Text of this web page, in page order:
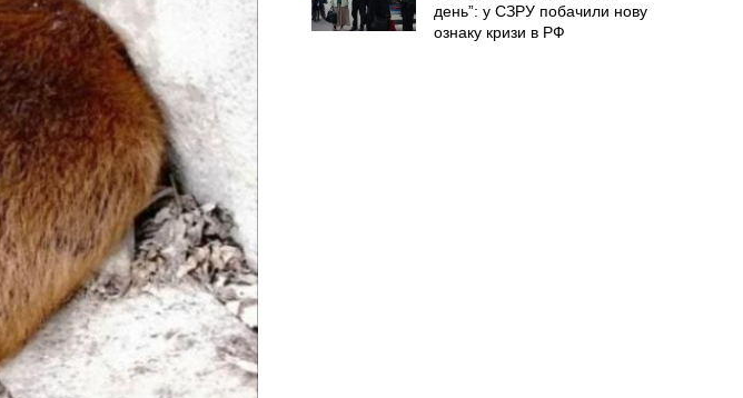
день”: у СЗРУ побачили нову
ознаку кризи в РФ